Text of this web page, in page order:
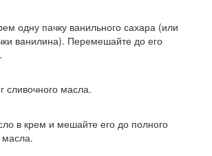
одну пачку ванильного сахара (или
ванилина). Перемешайте до его
сливочного масла.
в крем и мешайте его до полного
масла.